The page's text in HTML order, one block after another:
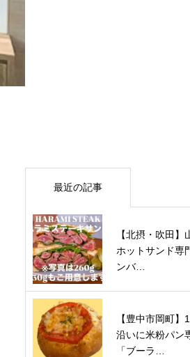
最近の記事
【北摂・吹田】
ホットサンド専
ンバ…
【豊中市岡町】
沿いに米粉パン
「ブーラ…